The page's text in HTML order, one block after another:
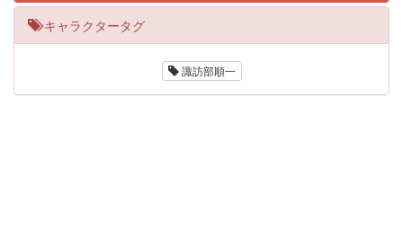
キャラクタータグ
諏訪部順一